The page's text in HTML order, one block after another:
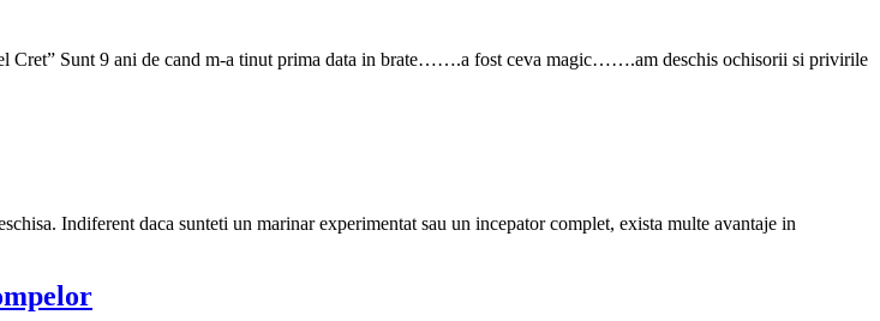
Sunt 9 ani de cand m-a tinut prima data in brate…….a fost ceva magic…….am deschis ochisorii si privirile
Indiferent daca sunteti un marinar experimentat sau un incepator complet, exista multe avantaje in